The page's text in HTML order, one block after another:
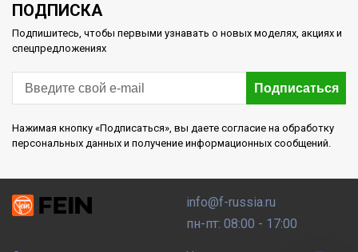
ПОДПИСКА
Подпишитесь, чтобы первыми узнавать о новых моделях, акциях и
спецпредложениях
Подписаться
Нажимая кнопку «Подписаться», вы даете согласие на обработку
персональных данных и получение информационных сообщений.
info@f-russia.ru
пн-пт: 08:00 - 17:00